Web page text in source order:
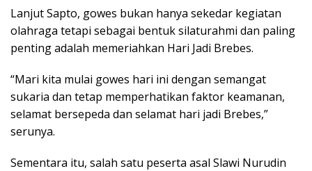
Lanjut Sapto, gowes bukan hanya sekedar kegiatan
olahraga tetapi sebagai bentuk silaturahmi dan paling
penting adalah memeriahkan Hari Jadi Brebes.
“Mari kita mulai gowes hari ini dengan semangat
sukaria dan tetap memperhatikan faktor keamanan,
selamat bersepeda dan selamat hari jadi Brebes,”
serunya.
Sementara itu, salah satu peserta asal Slawi Nurudin